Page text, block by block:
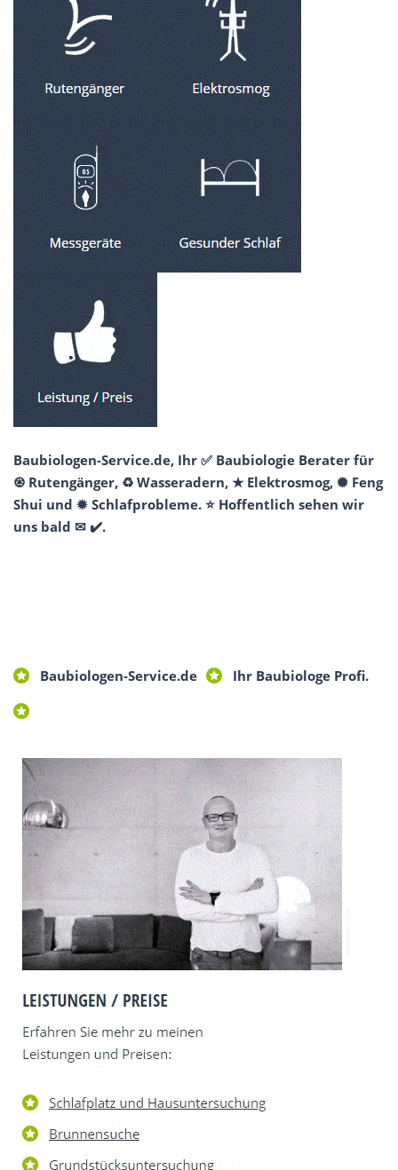
Baubiologen-Service.de, Ihr ✅ Baubiologie Berater für
♼ Rutengänger, ♻ Wasseradern, ★ Elektrosmog, ✺ Feng
Shui und ✹ Schlafprobleme. ⭐ Hoffentlich sehen wir
uns bald ✉ ✔️.
Baubiologen-Service.de Ihr Baubiologe Profi.